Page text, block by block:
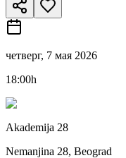
четверг, 7 мая 2026
18:00h
Akademija 28
Nemanjina 28, Beograd